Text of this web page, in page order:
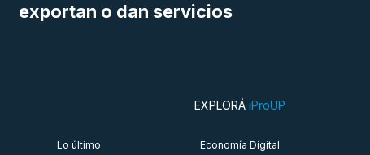
exportan o dan servicios
EXPLORÁ iProUP
Lo último Economía Digital